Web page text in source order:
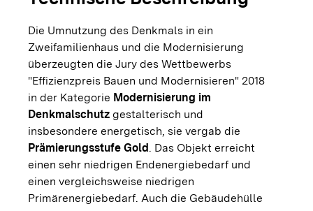
Die Umnutzung des Denkmals in ein
Zweifamilienhaus und die Modernisierung
überzeugten die Jury des Wettbewerbs
"Effizienzpreis Bauen und Modernisieren" 2018
in der Kategorie Modernisierung im
Denkmalschutz gestalterisch und
insbesondere energetisch, sie vergab die
Prämierungsstufe Gold. Das Objekt erreicht
einen sehr niedrigen Endenergiebedarf und
einen vergleichsweise niedrigen
Primärenergiebedarf. Auch die Gebäudehülle